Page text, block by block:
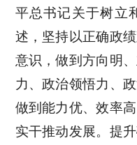
平总书记关于树立
述，坚持以正确政
意识，做到方向明
力、政治领悟力、
做到能力优、效率
实干推动发展。提